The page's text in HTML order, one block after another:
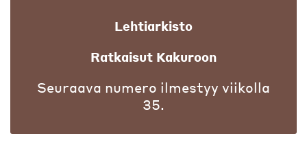
Lehtiarkisto
Ratkaisut Kakuroon
Seuraava numero ilmestyy viikolla
35.